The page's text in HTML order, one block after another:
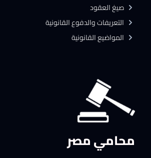
محامي مصر
صيغ العقود
التعريفات والدفوع القانونية
المواضيع القانونية